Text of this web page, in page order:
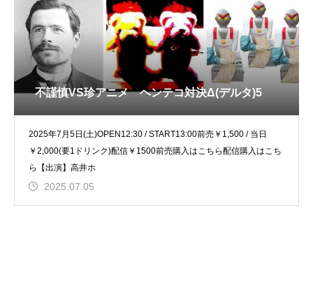
不謹慎VS珍アニメ ヘンテコ対決Δ(デルタ)5
2025年7月5日(土)OPEN12:30 / START13:00前売￥1,500 / 当日
￥2,000(要1ドリンク)配信￥1500前売購入はこちら配信購入はこち
ら【出演】高井ホ
2025.07.05